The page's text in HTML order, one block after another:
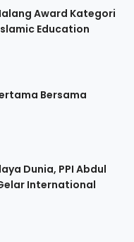
Award Kategori
Education
Bersama
Dunia, PPI Abdul
International